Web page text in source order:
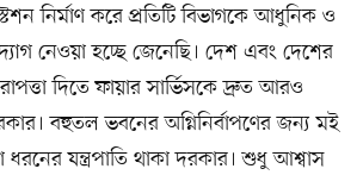
নির্মাণ করে প্রতিটি বিভাগকে আধুনিক ও
নেওয়া হচ্ছে জেনেছি। দেশ এবং দেশের
দিতে ফায়ার সার্ভিসকে দ্রুত আরও
বহুতল ভবনের অগ্নিনির্বাপণের জন্য মই
যন্ত্রপাতি থাকা দরকার। শুধু আশ্বাস